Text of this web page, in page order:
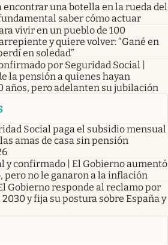
encontrar una botella en la rueda del
saber cómo actuar
vivir en un pueblo de 100
y quiere volver: “Gané en
en soledad”
por Seguridad Social |
la pensión a quienes hayan
años, pero adelanten su jubilación
Social paga el subsidio mensual
amas de casa sin pensión
y confirmado | El Gobierno aumentó
pero no le ganaron a la inflación
Gobierno responde al reclamo por
y fija su postura sobre España y